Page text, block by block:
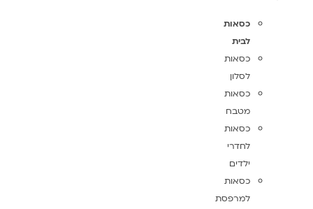
כסאות
לבית
כסאות
לסלון
כסאות
מטבח
כסאות
לחדרי
ילדים
כסאות
למרפסת